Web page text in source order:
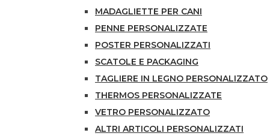
MADAGLIETTE PER CANI
PENNE PERSONALIZZATE
POSTER PERSONALIZZATI
SCATOLE E PACKAGING
TAGLIERE IN LEGNO PERSONALIZZATO
THERMOS PERSONALIZZATE
VETRO PERSONALIZZATO
ALTRI ARTICOLI PERSONALIZZATI